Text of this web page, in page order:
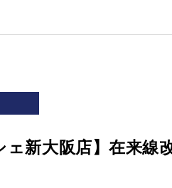
ェ新大阪店】在来線